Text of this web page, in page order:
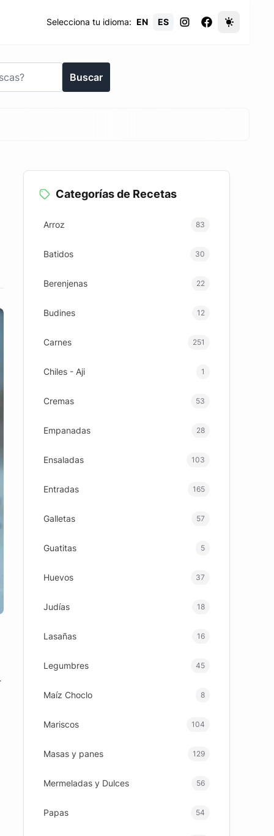
Selecciona tu idioma: EN ES
Buscar
Categorías de Recetas
Arroz 83
Batidos 30
Berenjenas 22
Budines 12
Carnes 251
Chiles - Aji 1
Cremas 53
Empanadas 28
Ensaladas 103
Entradas 165
Galletas 57
Guatitas 5
Huevos 37
Judías 18
Lasañas 16
Legumbres 45
Maíz Choclo 8
Mariscos 104
Masas y panes 129
Mermeladas y Dulces 56
Papas 54